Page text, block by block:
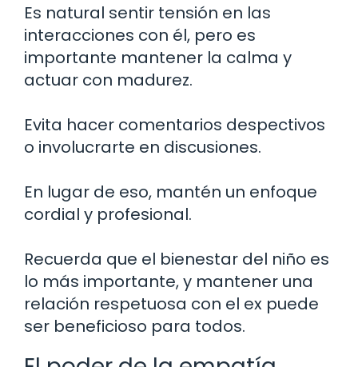
Es natural sentir tensión en las
interacciones con él, pero es
importante mantener la calma y
actuar con madurez.
Evita hacer comentarios despectivos
o involucrarte en discusiones.
En lugar de eso, mantén un enfoque
cordial y profesional.
Recuerda que el bienestar del niño es
lo más importante, y mantener una
relación respetuosa con el ex puede
ser beneficioso para todos.